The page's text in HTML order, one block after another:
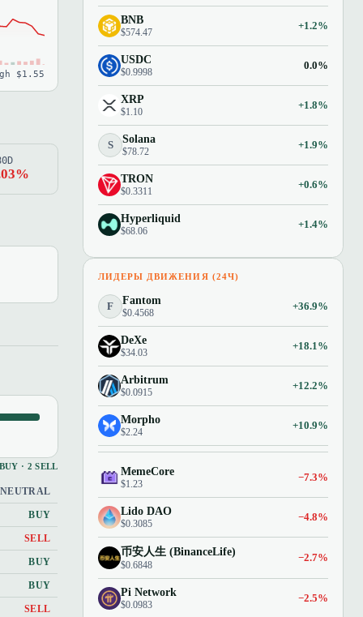
$1.55
· 2 SELL
NEUTRAL
BUY
SELL
BUY
BUY
SELL
BNB
$574.47
+1.2%
USDC
$0.9998
0.0%
XRP
$1.10
+1.8%
S Solana
$78.72
+1.9%
TRON
$0.3311
+0.6%
Hyperliquid
$68.06
+1.4%
ЛИДЕРЫ ДВИЖЕНИЯ (24Ч)
F Fantom
$0.4568
+36.9%
DeXe
$34.03
+18.1%
Arbitrum
$0.0915
+12.2%
Morpho
$2.24
+10.9%
MemeCore
$1.23
−7.3%
Lido DAO
$0.3085
−4.8%
币安人生 (BinanceLife)
$0.6848
−2.7%
Pi Network
$0.0983
−2.5%